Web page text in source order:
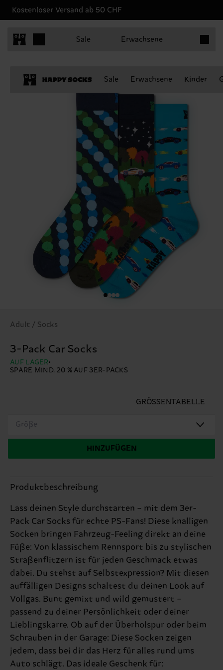
Kostenloser Versand ab 50 CHF
Sale Erwachsene
Sale Erwachsene Kinder
Adult / Socks
3-Pack Car Socks
AUF LAGER
SPARE MIND. 20 % AUF 3ER-PACKS
GRÖSSENTABELLE
Größe
HINZUFÜGEN
Produktbeschreibung
Lass deinen Style durchstarten – mit dem 3er-
Pack Car Socks für echte PS-Fans! Diese knalligen
Socken bringen Fahrzeug-Feeling direkt an deine
Füße: Von klassischem Rennsport bis zu stylischen
Straßenflitzern ist für jeden Geschmack etwas
dabei. Du stehst auf Selbstexpression? Mit diesen
auffälligen Designs schaltest du deinen Look auf
Vollgas. Bunt gemixt und wild gemustert –
passend zu deiner Persönlichkeit oder deiner
Lieblingskarre. Ob auf der Überholspur oder beim
Schrauben in der Garage: Diese Socken zeigen
jedem, dass bei dir das Herz für alles rund ums
Auto schlägt. Das ideale Geschenk für: